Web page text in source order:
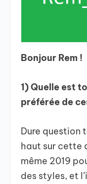
Bonjour Rem !
1) Quelle est
préférée de
Dure question
haut sur cette
même 2019
des styles, et